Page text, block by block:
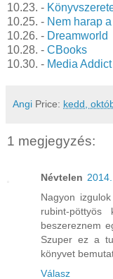
10.23. -
10.25. - Nem harap
10.26. - Dreamworld
10.28. - CBooks
10.30. - Media Addict
Angi Price: kedd,
1 megjegyzés:
Névtelen
Nagyon
rubint-
beszereznem
Szuper ez a
könyvet
Válasz